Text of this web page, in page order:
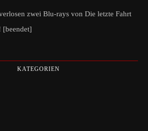
zwei Blu-rays von Die letzte Fahrt
[beendet]
KATEGORIEN